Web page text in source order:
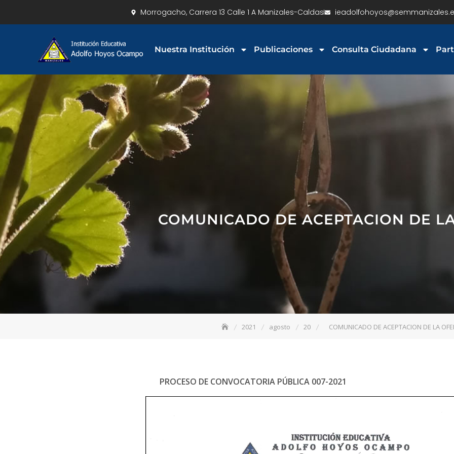
Morrogacho, Carrera 13 Calle 1 A Manizales-Caldas
Nuestra Institución Publicaciones Consulta Ciudadana
COMUNICADO DE ACEPTACION DE
2021 agosto 20 COMUNICADO DE ACEPTACION DE LA
PROCESO DE CONVOCATORIA PÚBLICA 007-2021